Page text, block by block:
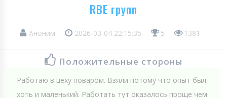
RBE групп
Аноним 2026-03-04 22:15:35 5 1381
Положительные стороны
Работаю в цеху поваром. Взяли потому что опыт был
хоть и маленький. Работать тут оказалось проще чем